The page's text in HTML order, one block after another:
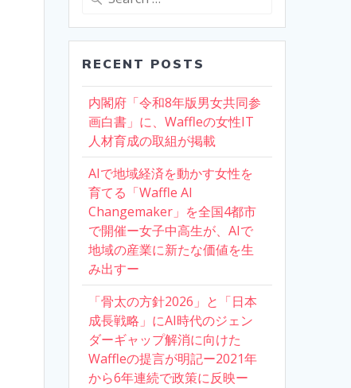
RECENT POSTS
内閣府「令和8年版男女共同参
画白書」に、Waffleの女性IT
人材育成の取組が掲載
AIで地域経済を動かす女性を
育てる「Waffle AI
Changemaker」を全国4都市
で開催ー女子中高生が、AIで
地域の産業に新たな価値を生
み出すー
「骨太の方針2026」と「日本
成長戦略」にAI時代のジェン
ダーギャップ解消に向けた
Waffleの提言が明記ー2021年
から6年連続で政策に反映ー